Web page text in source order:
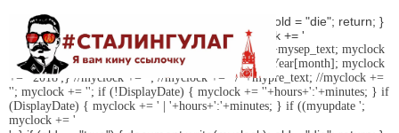
'; } if (old == "true") { document.write(myclock); old = "die"; return; }
//Date-Time if (StyleDate) { myclock = ''; myclock += '
'; if (DisplayDate) { myclock += ' '; //myclock += ' '+mysep_text; myclock
+= DaysOfWeek[day]+', '+mday+mn+' '+MonthsOfYear[month]; myclock
+= ' 2018';} //myclock += '
'; //myclock += ' / '+mypre_text; //myclock +=
''; myclock += ''; if (!DisplayDate) { myclock += ''+hours+':'+minutes; } if
(DisplayDate) { myclock += ' | '+hours+':'+minutes; } if ((myupdate ';
myclock += '